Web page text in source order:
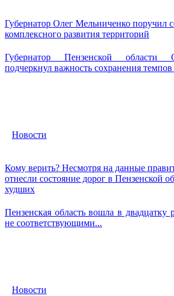
Губернатор Олег Мельниченко поручил
комплексного развития территорий
Губернатор Пензенской области
подчеркнул важность сохранения
Новости
Кому верить? Несмотря на данные
отнесли состояние дорог в Пензенской
худших
Пензенская область вошла в двадцатку
не соответствующими...
Новости